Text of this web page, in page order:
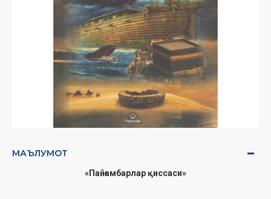
МАЪЛУМОТ
«Пайғамбарлар қиссаси»